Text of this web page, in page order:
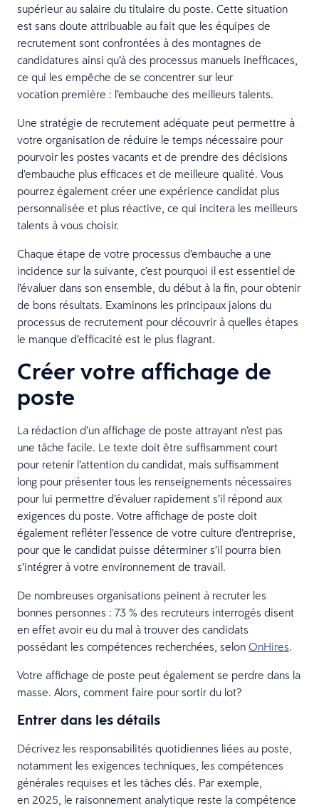
supérieur au salaire du titulaire du poste. Cette situation
est sans doute attribuable au fait que les équipes de
recrutement sont confrontées à des montagnes de
candidatures ainsi qu’à des processus manuels inefficaces,
ce qui les empêche de se concentrer sur leur
vocation première : l’embauche des meilleurs talents.
Une stratégie de recrutement adéquate peut permettre à
votre organisation de réduire le temps nécessaire pour
pourvoir les postes vacants et de prendre des décisions
d’embauche plus efficaces et de meilleure qualité. Vous
pourrez également créer une expérience candidat plus
personnalisée et plus réactive, ce qui incitera les meilleurs
talents à vous choisir.
Chaque étape de votre processus d’embauche a une
incidence sur la suivante, c’est pourquoi il est essentiel de
l’évaluer dans son ensemble, du début à la fin, pour obtenir
de bons résultats. Examinons les principaux jalons du
processus de recrutement pour découvrir à quelles étapes
le manque d’efficacité est le plus flagrant.
Créer votre affichage de
poste
La rédaction d’un affichage de poste attrayant n’est pas
une tâche facile. Le texte doit être suffisamment court
pour retenir l’attention du candidat, mais suffisamment
long pour présenter tous les renseignements nécessaires
pour lui permettre d’évaluer rapidement s’il répond aux
exigences du poste. Votre affichage de poste doit
également refléter l’essence de votre culture d’entreprise,
pour que le candidat puisse déterminer s’il pourra bien
s’intégrer à votre environnement de travail.
De nombreuses organisations peinent à recruter les
bonnes personnes : 73 % des recruteurs interrogés disent
en effet avoir eu du mal à trouver des candidats
possédant les compétences recherchées, selon OnHires.
Votre affichage de poste peut également se perdre dans la
masse. Alors, comment faire pour sortir du lot?
Entrer dans les détails
Décrivez les responsabilités quotidiennes liées au poste,
notamment les exigences techniques, les compétences
générales requises et les tâches clés. Par exemple,
en 2025, le raisonnement analytique reste la compétence